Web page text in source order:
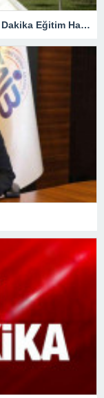
Bakan Özer’den Çanakkale mesajı – Son Dakika Eğitim Haberleri